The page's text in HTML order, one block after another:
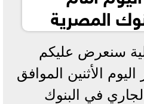
المصرية
سنعرض عليكم
الأثنين الموافق
في البنوك